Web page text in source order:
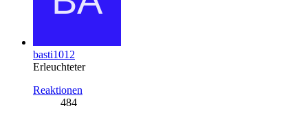
basti1012
Erleuchteter
Reaktionen
484